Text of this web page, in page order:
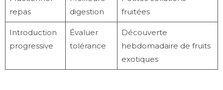
repas
digestion
fruitées
Introduction
progressive
Évaluer
tolérance
Découverte
hebdomadaire de fruits
exotiques